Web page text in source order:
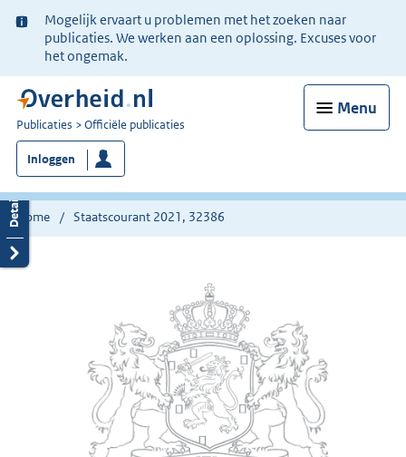
Ter
informatie:
Mogelijk ervaart u problemen met het zoeken naar
publicaties. We werken aan een oplossing. Excuses voor
het ongemak.
Menu
U
bent
nu
hier:
Publicaties Officiële publicaties
Inloggen
Home Staatscourant 2021, 32386